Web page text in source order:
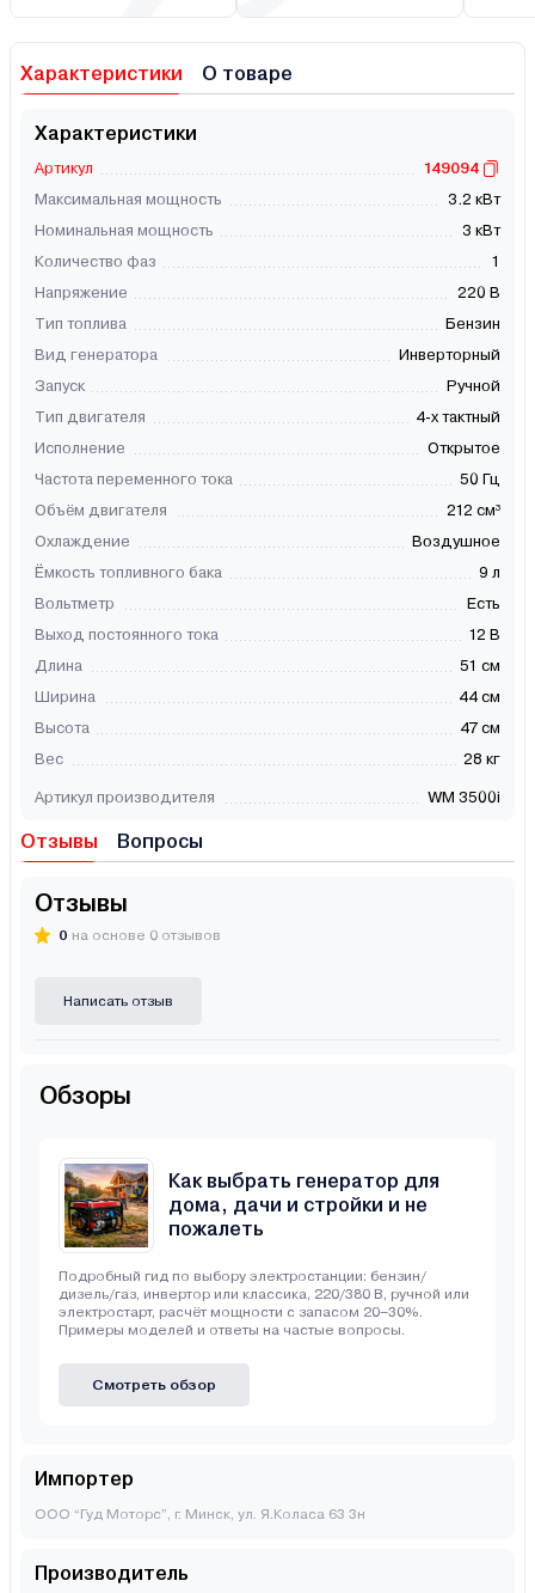
Характеристики О товаре
Характеристики
Артикул
149094
Максимальная мощность
3.2 кВт
Номинальная мощность
3 кВт
Количество фаз
1
Напряжение
220 В
Тип топлива
Бензин
Вид генератора
Инверторный
Запуск
Ручной
Тип двигателя
4-х тактный
Исполнение
Открытое
Частота переменного тока
50 Гц
Объём двигателя
212 см³
Охлаждение
Воздушное
Ёмкость топливного бака
9 л
Вольтметр
Есть
Выход постоянного тока
12 В
Длина
51 см
Ширина
44 см
Высота
47 см
Вес
28 кг
Артикул производителя WM 3500i
Отзывы Вопросы
Отзывы
0 на основе 0 отзывов
Написать отзыв
Обзоры
Как выбрать генератор для
дома, дачи и стройки и не
пожалеть
Подробный гид по выбору электростанции: бензин/
дизель/газ, инвертор или классика, 220/380 В, ручной или
электростарт, расчёт мощности с запасом 20–30%.
Примеры моделей и ответы на частые вопросы.
Смотреть обзор
Импортер
ООО “Гуд Моторс”, г. Минск, ул. Я.Коласа 63 3н
Производитель